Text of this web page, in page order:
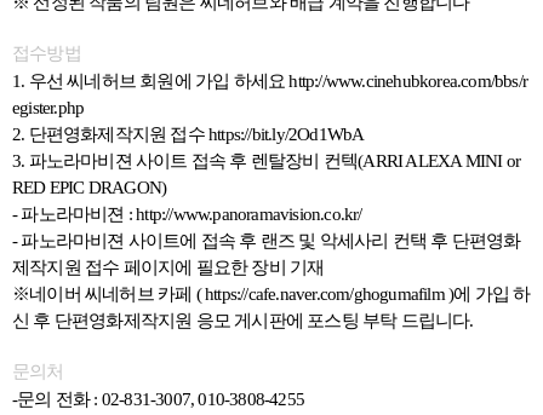
접수방법
1. 우선 씨네허브 회원에 가입 하세요http://www.cinehubkorea.com/bbs/r
egister.php
2. 단편영화제작지원 접수https://bit.ly/2Od1WbA
3. 파노라마비젼 사이트 접속 후 렌탈장비 컨텍(ARRI ALEXA MINI or
RED EPIC DRAGON)
-파노라마비젼 : http://www.panoramavision.co.kr/
-파노라마비젼 사이트에 접속 후 랜즈 및 악세사리 컨택 후 단편영화
제작지원 접수 페이지에 필요한 장비 기재
※네이버 씨네허브 카페 ( https://cafe.naver.com/ghogumafilm )에 가입 하
신 후 단편영화제작지원 응모 게시판에 포스팅 부탁 드립니다.
문의처
-문의 전화: 02-831-3007, 010-3808-4255